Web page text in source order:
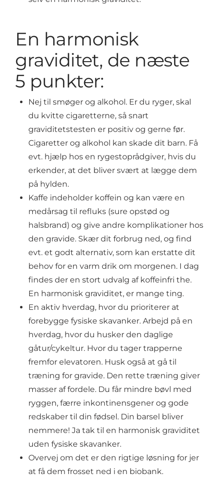
En harmonisk
graviditet, de næste
5 punkter:
Nej til smøger og alkohol. Er du ryger, skal
du kvitte cigaretterne, så snart
graviditetstesten er positiv og gerne før.
Cigaretter og alkohol kan skade dit barn. Få
evt. hjælp hos en rygestoprådgiver, hvis du
erkender, at det bliver svært at lægge dem
på hylden.
Kaffe indeholder koffein og kan være en
medårsag til refluks (sure opstød og
halsbrand) og give andre komplikationer hos
den gravide. Skær dit forbrug ned, og find
evt. et godt alternativ, som kan erstatte dit
behov for en varm drik om morgenen. I dag
findes der en stort udvalg af koffeinfri the.
En harmonisk graviditet, er mange ting.
En aktiv hverdag, hvor du prioriterer at
forebygge fysiske skavanker. Arbejd på en
hverdag, hvor du husker den daglige
gåtur/cykeltur. Hvor du tager trapperne
fremfor elevatoren. Husk også at gå til
træning for gravide. Den rette træning giver
masser af fordele. Du får mindre bøvl med
ryggen, færre inkontinensgener og gode
redskaber til din fødsel. Din barsel bliver
nemmere! Ja tak til en harmonisk graviditet
uden fysiske skavanker.
Overvej om det er den rigtige løsning for jer
at få dem frosset ned i en biobank.